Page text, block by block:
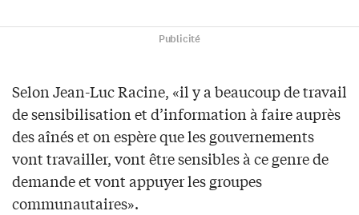
Publicité
Selon Jean-Luc Racine, «il y a beaucoup de travail
de sensibilisation et d’information à faire auprès
des aînés et on espère que les gouvernements
vont travailler, vont être sensibles à ce genre de
demande et vont appuyer les groupes
communautaires».